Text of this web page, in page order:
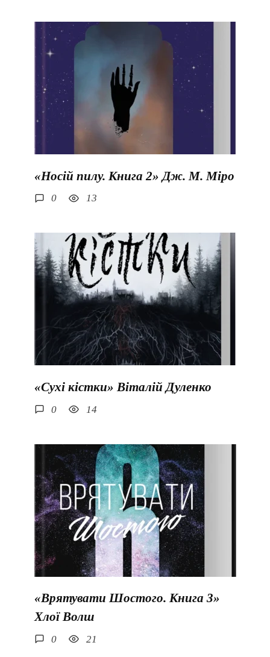
«Носій пилу. Книга 2» Дж. М. Міро
0 13
«Сухі кістки» Віталій Дуленко
0 14
«Врятувати Шостого. Книга 3»
Хлої Волш
0 21